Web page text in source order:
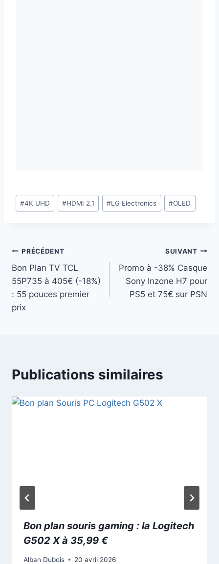
Étiquettes
de
#4K UHD #HDMI 2.1 #LG Electronics #OLED
Navigation
de
l’article
PRÉCÉDENT
Bon Plan TV TCL
55P735 à 405€ (-18%)
: 55 pouces premier
prix
SUIVANT
Promo à -38% Casque
Sony Inzone H7 pour
PS5 et 75€ sur PSN
Publications similaires
Bon plan souris gaming : la Logitech
G502 X à 35,99 €
Alban Dubois 20 avril 2026